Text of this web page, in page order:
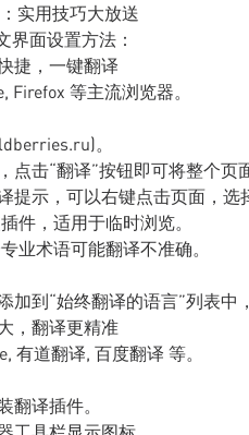
实用技巧大放送
界面设置方法：
捷，一键翻译
Firefox 等主流浏览器。
。
点击“翻译”按钮即可将整个页
提示，可以右键点击页面，选
件，适用于临时浏览。
业术语可能翻译不准确。
加到“始终翻译的语言”列表
，翻译更精准
有道翻译, 百度翻译 等。
翻译插件。